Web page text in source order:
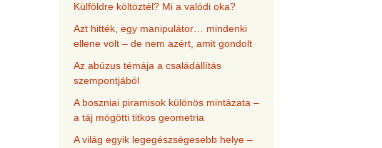
Külföldre költöztél? Mi a valódi oka?
Azt hitték, egy manipulátor… mindenki
ellene volt – de nem azért, amit gondolt
Az abúzus témája a családállítás
szempontjából
A boszniai piramisok különös mintázata –
a táj mögötti titkos geometria
A világ egyik legegészségesebb helye –